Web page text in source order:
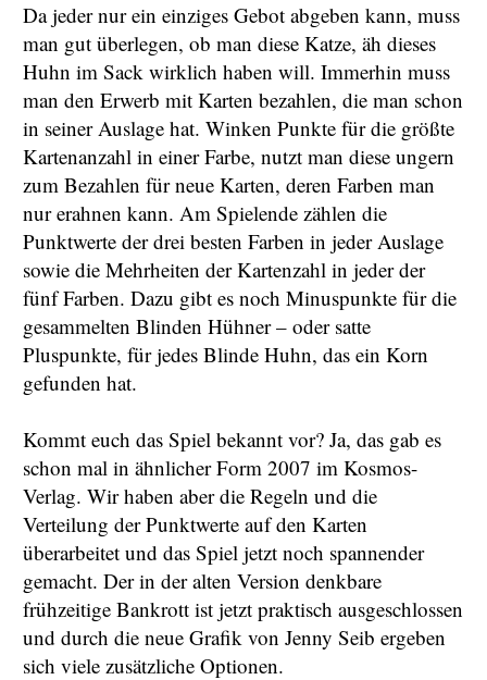
Da jeder nur ein einziges Gebot abgeben kann, muss
man gut überlegen, ob man diese Katze, äh dieses
Huhn im Sack wirklich haben will. Immerhin muss
man den Erwerb mit Karten bezahlen, die man schon
in seiner Auslage hat. Winken Punkte für die größte
Kartenanzahl in einer Farbe, nutzt man diese ungern
zum Bezahlen für neue Karten, deren Farben man
nur erahnen kann. Am Spielende zählen die
Punktwerte der drei besten Farben in jeder Auslage
sowie die Mehrheiten der Kartenzahl in jeder der
fünf Farben. Dazu gibt es noch Minuspunkte für die
gesammelten Blinden Hühner – oder satte
Pluspunkte, für jedes Blinde Huhn, das ein Korn
gefunden hat.
Kommt euch das Spiel bekannt vor? Ja, das gab es
schon mal in ähnlicher Form 2007 im Kosmos-
Verlag. Wir haben aber die Regeln und die
Verteilung der Punktwerte auf den Karten
überarbeitet und das Spiel jetzt noch spannender
gemacht. Der in der alten Version denkbare
frühzeitige Bankrott ist jetzt praktisch ausgeschlossen
und durch die neue Grafik von Jenny Seib ergeben
sich viele zusätzliche Optionen.